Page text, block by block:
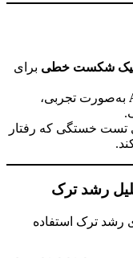
شکست خطی برای
به‌صورت تجربی،
تست خستگی که رفتار
رشد ترک
رشد ترک استفاده